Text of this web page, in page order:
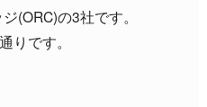
(ORC)の3社です。
りです。